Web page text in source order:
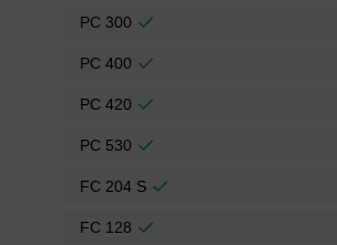
PC 300
PC 400
PC 420
PC 530
FC 204 S
FC 128